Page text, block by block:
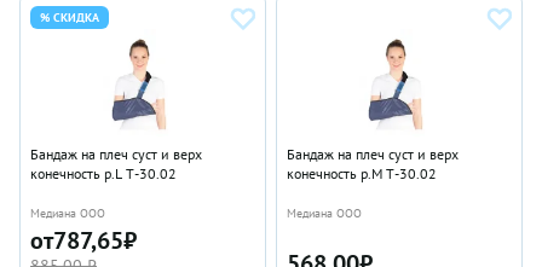
% СКИДКА
Бандаж на плеч суст и верх
конечность р.L Т-30.02
Медиана ООО
от787,65₽
Бандаж на плеч суст и верх
конечность р.M Т-30.02
Медиана ООО